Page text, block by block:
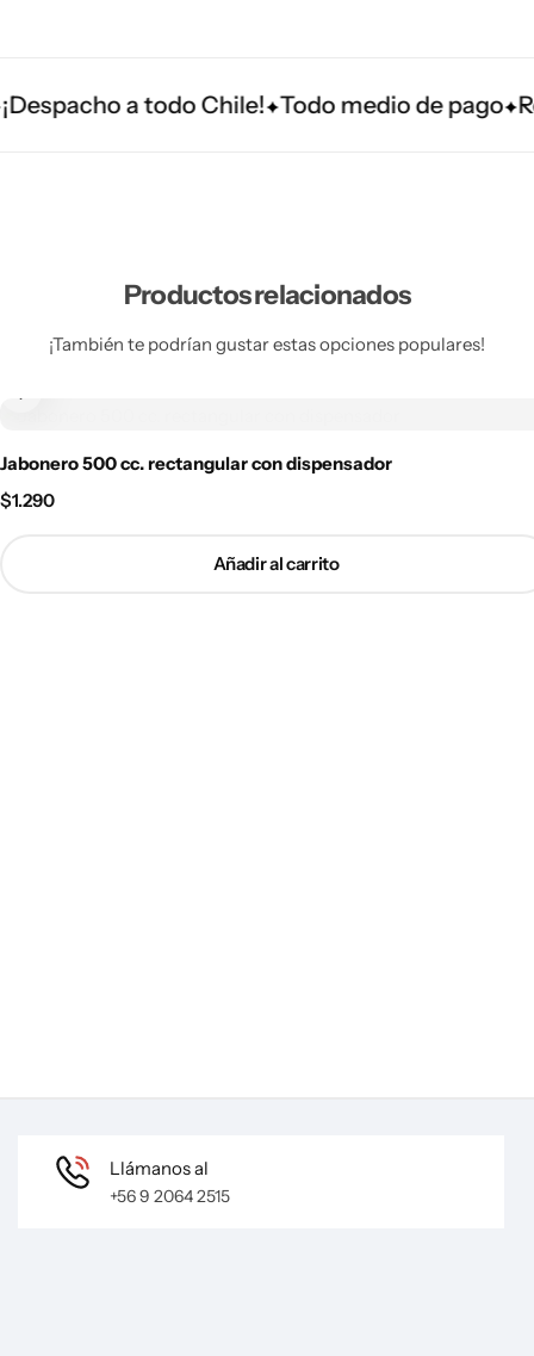
a todo Chile! Todo medio de pago
Productos relacionados
¡También te podrían gustar estas opciones populares!
Jabonero 500 cc. rectangular con dispensador
$1.290
Añadir al carrito
Llámanos al
+56 9 2064 2515